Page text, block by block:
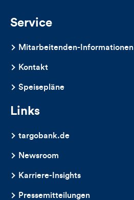
Service
Mitarbeitenden-Informationen
Kontakt
Speisepläne
Links
targobank.de
Newsroom
Karriere-Insights
Pressemitteilungen